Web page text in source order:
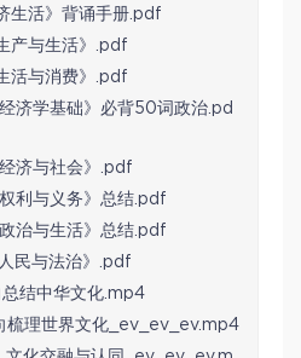
生活》背诵手册.pdf
产与生活》.pdf
活与消费》.pdf
济学基础》必背50词政治.pd
济与社会》.pdf
利与义务》总结.pdf
治与生活》总结.pdf
民与法治》.pdf
结中华文化.mp4
梳理世界文化_ev_ev_ev.mp4